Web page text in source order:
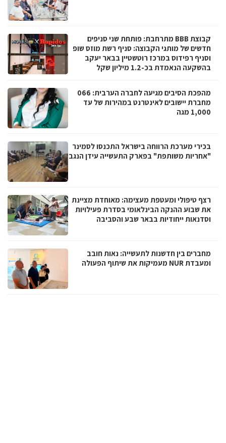
קבוצת BBB מתרחבת: פותחת שני סניפים
חדשים של מותגי הקבוצה: סניף רשת מוזס שופ
וסניף רפידוס במרכז רוטשטיין בבאר יעקב
בהשקעה הנאמדת בכ-1.2 מיליון שקל
מהפכת הסיבים מגיעה לחברה הערבית: 066
מחברת יישובים לאינטרנט במהירות של עד
1,000 מגה
בכירי מערכת הרווחה בישראל התכנסו לסמינר
"אחריות משותפת" בפארק התעשייה עידן הנגב
רצף טיפולי ומעטפת מעצימה: מאוחדת מציינת
את שבוע ההנקה הבינלאומי בסדרת פעילויות
וסדנאות ייחודיות בבאר שבע והסביבה
מחברים בין חדשנות לתעשייה: נאות חובב
ומעבדת NUR מעמיקות את שיתוף הפעולה